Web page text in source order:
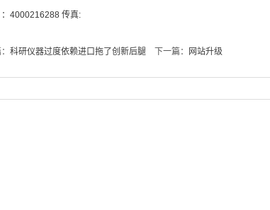
4000216288 传真:
科研仪器过度依赖进口拖了创新后腿 下一篇： 网站升级